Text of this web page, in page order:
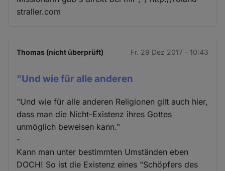
straller.com
Thomas (nicht überprüft) Fr. 29 Dez 2017 - 10:43
"Und wie für alle anderen
"Und wie für alle anderen Religionen gilt auch hier,
dass man die Nicht-Existenz ihres Gottes
unmöglich beweisen kann."
-
Kann man unter bestimmten Umständen eben
DOCH! So ist die Existenz eines "Schöpfers des